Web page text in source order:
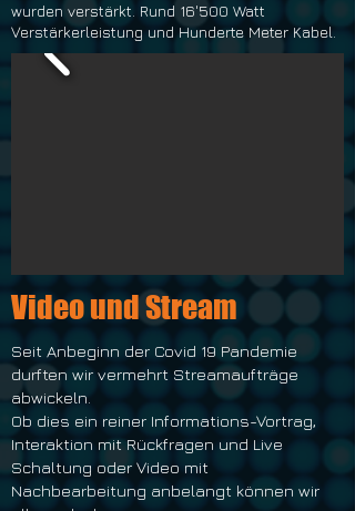
wurden verstärkt. Rund 16'500 Watt
Verstärkerleistung und Hunderte Meter Kabel.
Video und Stream
Seit Anbeginn der Covid 19 Pandemie
durften wir vermehrt Streamaufträge
abwickeln.
Ob dies ein reiner Informations-Vortrag,
Interaktion mit Rückfragen und Live
Schaltung oder Video mit
Nachbearbeitung anbelangt können wir